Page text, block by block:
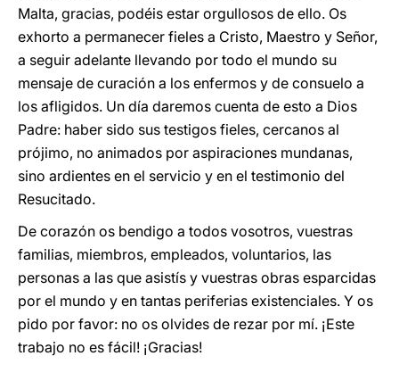
Malta, gracias, podéis estar orgullosos de ello. Os
exhorto a permanecer fieles a Cristo, Maestro y Señor,
a seguir adelante llevando por todo el mundo su
mensaje de curación a los enfermos y de consuelo a
los afligidos. Un día daremos cuenta de esto a Dios
Padre: haber sido sus testigos fieles, cercanos al
prójimo, no animados por aspiraciones mundanas,
sino ardientes en el servicio y en el testimonio del
Resucitado.
De corazón os bendigo a todos vosotros, vuestras
familias, miembros, empleados, voluntarios, las
personas a las que asistís y vuestras obras esparcidas
por el mundo y en tantas periferias existenciales. Y os
pido por favor: no os olvides de rezar por mí. ¡Este
trabajo no es fácil! ¡Gracias!